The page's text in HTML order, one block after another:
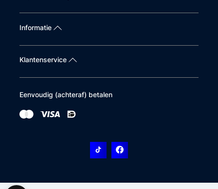
Informatie
Klantenservice
Eenvoudig (achteraf) betalen